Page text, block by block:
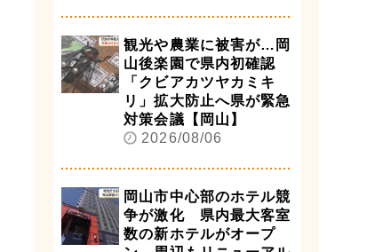
観光や農業に被害が…岡
山後楽園で県内初確認
「クビアカツヤカミキ
リ」拡大防止へ県が緊急
対策会議【岡山】
2026/08/06
岡山市中心部のホテル競
争が激化 県内最大客室
数の新ホテルがオープ